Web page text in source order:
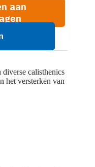
aan
calisthenics
het versterken van